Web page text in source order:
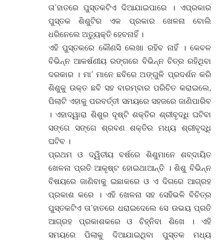
ତା’ହାତରେ ପୁସ୍ତକଟିଏ ଦିଆଯାଇପାରେ । ଏପ୍ରକାର
ପୁସ୍ତକ ଶିଶୁଟିର ଏକ ପ୍ରକାର ଖେଳନା ବୋଲି
ଧରିନେଲେ ଅତ୍ୟୁକ୍ତି ହେବନାହିଁ ।
ଏହି ପୁସ୍ତକରେ କୌଣସି ଲେଖା ରହିବ ନାହିଁ । କେବଳ
ବିଭିନ୍ନ ଆକର୍ଷଣୀୟ ରଙ୍ଗରେ ବିଭିନ୍ନ ଚିତ୍ର ରହିଥିବା
ଦରକାର । ମା’ ମାନେ ଛବିରେ ଅଙ୍ଗୁଳି ପ୍ରଦର୍ଶନ କରି
ଶିଶୁକୁ ଉକ୍ତ ଛବି ସହ ବାରମ୍ବାର ପରିଚିତ କରାଇଲେ,
ପିଲାଟି ଏହାକୁ ପରବର୍ତ୍ତୀ ସମୟରେ ସହଜରେ ଜାଣିପାରିବ
। ଏହାଦ୍ୱାରା ଶିଶୁର ଦୃଷ୍ଟି ଶକ୍ତିର ଶ୍ରୀବୃଦ୍ଧି ଘଟିବା
ସଙ୍ଗେ ସଙ୍ଗେ ଶ୍ରବଣ ଶକ୍ତିର ମଧ୍ୟ ଶ୍ରୀବୃଦ୍ଧି
ଘଟିବ ।
ପ୍ରଥମ ଓ ଦ୍ୱିତୀୟ ବର୍ଷରେ ଶିଶୁମାନେ ଶବ୍ଦାୟିତ
ଖେଳନା ପ୍ରତି ଆକୃଷ୍ଟ ହୋଇଥାଆନ୍ତି । ଶିଶୁ ବିଭିନ୍ନ
ବିଷୟରେ ଜାଣିବାକୁ ଇଛାକରେ ଓ ଏ ଦିଗରେ ଆଗ୍ରହ
ପ୍ରକାଶ କରେ । ଏହି ଖେଳନା ସହ ସେହିଭଳି ବିଚିତ୍ର
ପୁସ୍ତକଟିଏ ତା’ହାତରେ ଧରାଇଦେଲେ ସେ ଉଭୟ ପ୍ରତି
ଆଗ୍ରହ ପ୍ରକାଶକରେ ଓ ଚିହ୍ନିବା ଶିଖେ । ଏହି
ସମୟରେ ପିଲାକୁ ଦିଆଯାଇଥିବା ପୁସ୍ତକ ମଧ୍ୟ